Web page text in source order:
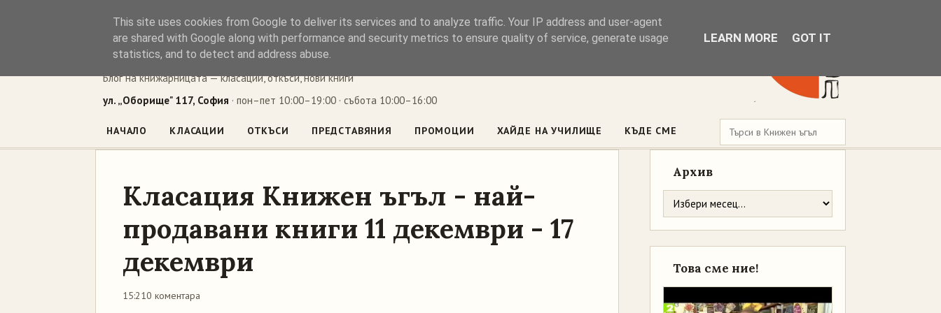
Книжен ъгъл
Блог на книжарницата — класации, откъси, нови книги
ул. „Оборище" 117, София · пон–пет 10:00–19:00 · събота 10:00–16:00
НАЧАЛО КЛАСАЦИИ ОТКЪСИ ПРЕДСТАВЯНИЯ ПРОМОЦИИ ХАЙДЕ НА УЧИЛИЩЕ КЪДЕ СМЕ
Класация Книжен ъгъл - най-
продавани книги 11 декември - 17
декември
15:210 коментара
Архив
Това сме ние!
This site uses cookies from Google to deliver its services and to analyze traffic. Your IP address and user-agent
are shared with Google along with performance and security metrics to ensure quality of service, generate usage
statistics, and to detect and address abuse.
LEARN MORE GOT IT